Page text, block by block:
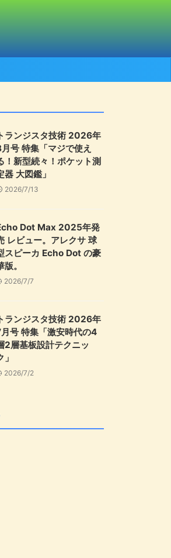
ランジスタ技術 2026年
号 特集「マジで使え
！新型続々！ポケット測
器 大図鑑」
2026/7/13
Dot Max 2025年発
レビュー。アレクサ 球
スピーカ Echo Dot の豪
版。
2026/7/7
ランジスタ技術 2026年
号 特集「激安時代の4
2層基板設計テクニッ
」
2026/7/2